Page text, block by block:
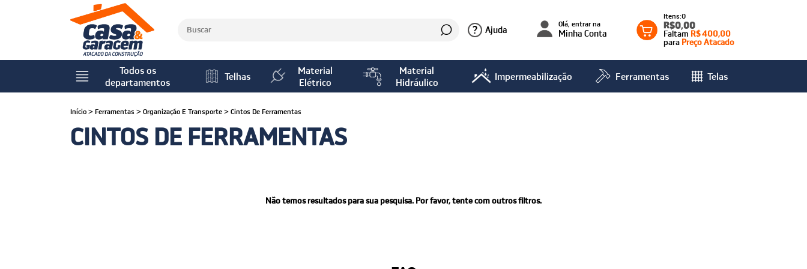
? Ajuda Olá, entrar na
Minha Conta
0
R$0,00
Faltam R$ 400,00
para Preço Atacado
Todos os
departamentos
Telhas
Material
Elétrico
Material
Hidráulico
Impermeabilização Ferramentas Telas
Início > Ferramentas > Organização E Transporte > Cintos De Ferramentas
CINTOS DE FERRAMENTAS
Não temos resultados para sua pesquisa. Por favor, tente com outros filtros.